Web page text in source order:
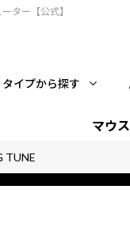
ター【公式】
イプから探す
マウ
TUNE